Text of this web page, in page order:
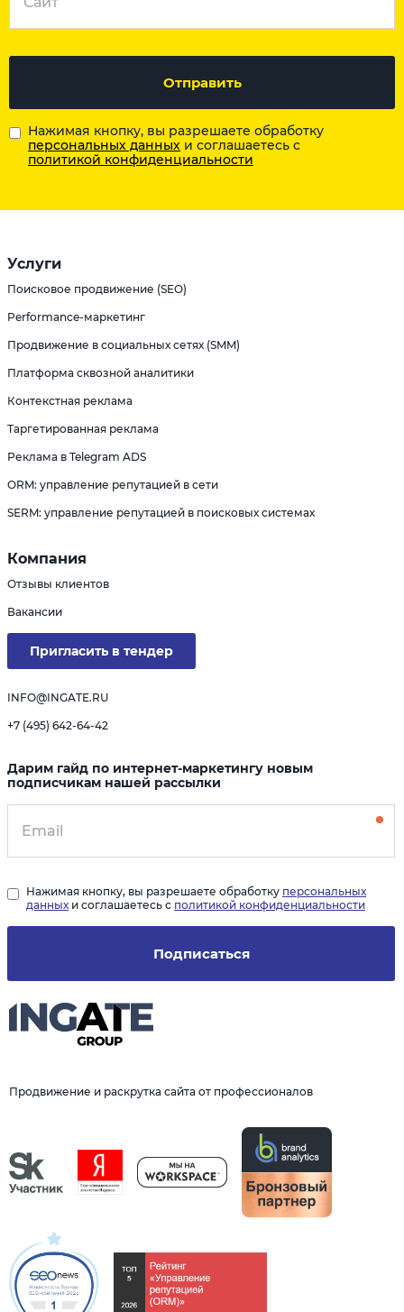
Отправить
Нажимая кнопку, вы разрешаете обработку
персональных данных и соглашаетесь с
политикой конфиденциальности
Продвижение и раскрутка сайта от профессионалов
Услуги
Поисковое продвижение (SEO)
Performance-маркетинг
Продвижение в социальных сетях (SMM)
Платформа сквозной аналитики
Контекстная реклама
Таргетированная реклама
Реклама в Telegram ADS
ORM: управление репутацией в сети
SERM: управление репутацией в поисковых системах
Компания
Отзывы клиентов
Вакансии
Пригласить в тендер
INFO@INGATE.RU
+7 (495) 642-64-42
Дарим гайд по интернет-маркетингу новым
подписчикам нашей рассылки
Подписаться
Нажимая кнопку, вы разрешаете обработку персональных
данных и соглашаетесь с политикой конфиденциальности